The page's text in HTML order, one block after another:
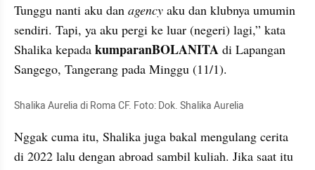
Tunggu nanti aku dan agency aku dan klubnya umumin
sendiri. Tapi, ya aku pergi ke luar (negeri) lagi,” kata
Shalika kepada kumparanBOLANITA di Lapangan
Sangego, Tangerang pada Minggu (11/1).
Shalika Aurelia di Roma CF. Foto: Dok. Shalika Aurelia
Nggak cuma itu, Shalika juga bakal mengulang cerita
di 2022 lalu dengan abroad sambil kuliah. Jika saat itu